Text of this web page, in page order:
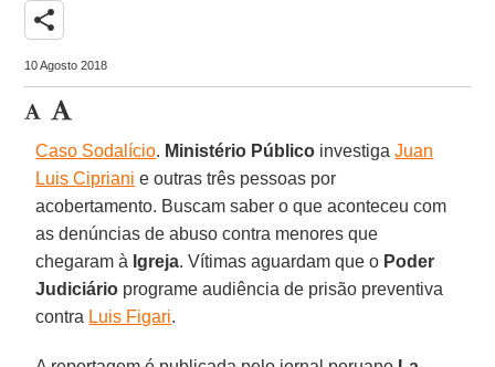
share
10 Agosto 2018
Caso Sodalício. Ministério Público investigaJuan
Luis Cipriani e outras três pessoas por
acobertamento. Buscam saber o que aconteceu com
as denúncias de abuso contra menores que
chegaram à Igreja. Vítimas aguardam que o Poder
Judiciário programe audiência de prisão preventiva
contra Luis Figari.